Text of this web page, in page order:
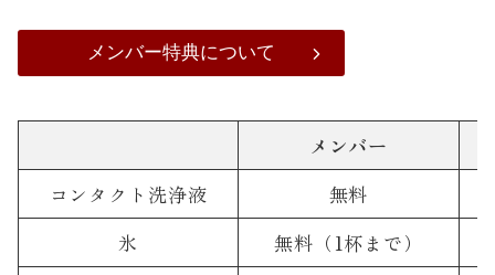
メンバー特典について
メンバー
コンタクト洗浄液
無料
氷
無料（1杯まで）